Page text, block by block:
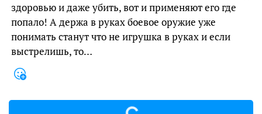
здоровью и даже убить, вот и применяют его где
попало! А держа в руках боевое оружие уже
понимать станут что не игрушка в руках и если
выстрелишь, то…